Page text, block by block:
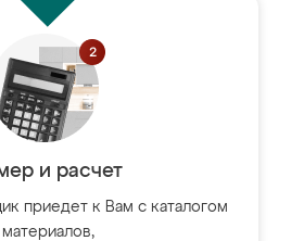
и расчет
приедет к Вам с каталогом
материалов,